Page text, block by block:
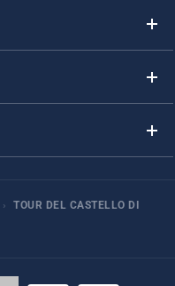
›
TOUR DEL CASTELLO DI